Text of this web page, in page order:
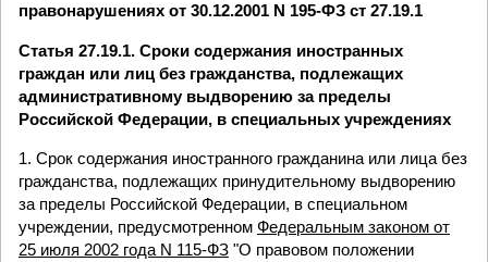
правонарушениях от 30.12.2001 N 195-ФЗ ст 27.19.1
Статья 27.19.1. Сроки содержания иностранных
граждан или лиц без гражданства, подлежащих
административному выдворению за пределы
Российской Федерации, в специальных учреждениях
1. Срок содержания иностранного гражданина или лица без
гражданства, подлежащих принудительному выдворению
за пределы Российской Федерации, в специальном
учреждении, предусмотренном Федеральным законом от
25 июля 2002 года N 115-ФЗ "О правовом положении